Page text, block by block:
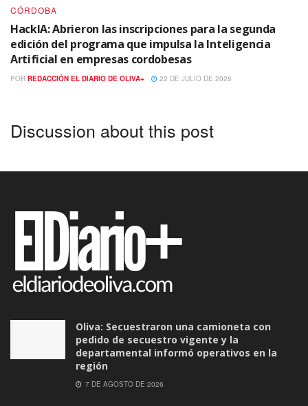
CÓRDOBA
HackIA: Abrieron las inscripciones para la segunda
edición del programa que impulsa la Inteligencia
Artificial en empresas cordobesas
POR REDACCIÓN EL DIARIO DE OLIVA+ 22 DE JULIO DE 2026
Discussion about this post
Oliva: Secuestraron una camioneta con
pedido de secuestro vigente y la
departamental informó operativos en la
región
7 DE AGOSTO DE 2026